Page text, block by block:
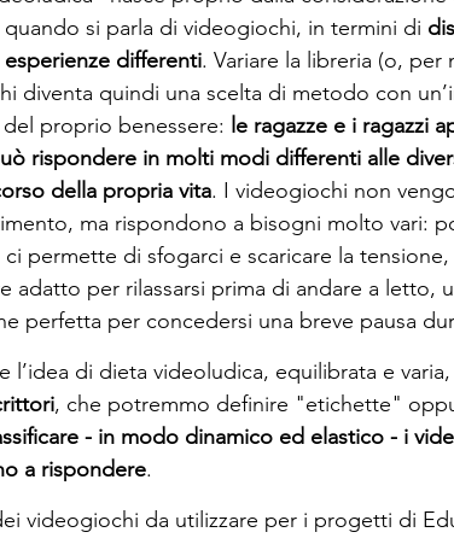
si parla di videogiochi, in termini di
differenti. Variare la libreria (o, per
diventa quindi una scelta di metodo con
proprio benessere: le ragazze e i ragazzi
rispondere in molti modi differenti alle
della propria vita. I videogiochi non
ma rispondono a bisogni molto vari:
permette di sfogarci e scaricare la
adatto per rilassarsi prima di andare a letto,
perfetta per concedersi una breve pausa
l’idea di dieta videoludica, equilibrata e
, che potremmo definire "etichette"
- in modo dinamico ed elastico - i
a rispondere.
videogiochi da utilizzare per i progetti di